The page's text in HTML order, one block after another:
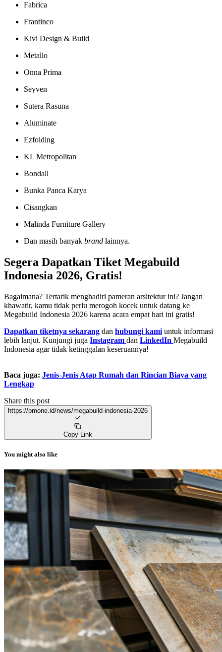
Fabrica
Frantinco
Kivi Design & Build
Metallo
Onna Prima
Seyven
Sutera Rasuna
Aluminate
Ezfolding
KL Metropolitan
Bondall
Bunka Panca Karya
Cisangkan
Malinda Furniture Gallery
Dan masih banyak brand lainnya.
Segera Dapatkan Tiket Megabuild
Indonesia 2026, Gratis!
Bagaimana? Tertarik menghadiri pameran arsitektur ini? Jangan
khawatir, kamu tidak perlu merogoh kocek untuk datang ke
Megabuild Indonesia 2026 karena acara empat hari ini gratis!
Dapatkan tiketnya sekarang dan hubungi kami untuk informasi
lebih lanjut. Kunjungi juga Instagram dan LinkedIn Megabuild
Indonesia agar tidak ketinggalan keseruannya!
Baca juga: Jenis-Jenis Atap Rumah dan Rincian Biaya yang
Lengkap
Share this post
https://pmone.id/news/megabuild-indonesia-2026
Copy Link
You might also like